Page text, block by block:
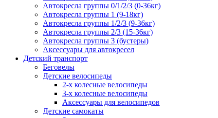
Автокресла группы 0/1/2/3 (0-36кг)
Автокресла группы 1 (9-18кг)
Автокресла группы 1/2/3 (9-36кг)
Автокресла группы 2/3 (15-36кг)
Автокресла группы 3 (бустеры)
Аксессуары для автокресел
Детский транспорт
Беговелы
Детские велосипеды
2-х колесные велосипеды
3-х колесные велосипеды
Аксессуары для велосипедов
Детские самокаты